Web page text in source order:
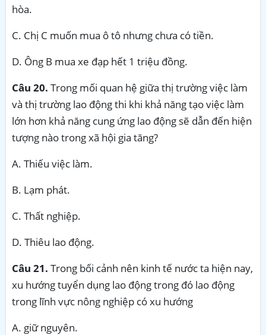
hòa.
C. Chị C muốn mua ô tô nhưng chưa có tiền.
D. Ông B mua xe đạp hết 1 triệu đồng.
Câu 20. Trong mối quan hệ giữa thị trường việc làm
và thị trường lao động thi khi khả năng tạo việc làm
lớn hơn khả năng cung ứng lao động sẽ dẫn đến hiện
tượng nào trong xã hội gia tăng?
A. Thiếu việc làm.
B. Lạm phát.
C. Thất nghiệp.
D. Thiêu lao động.
Câu 21. Trong bối cảnh nên kinh tế nước ta hiện nay,
xu hướng tuyển dụng lao động trong đó lao động
trong lĩnh vực nông nghiệp có xu hướng
A. giữ nguyên.